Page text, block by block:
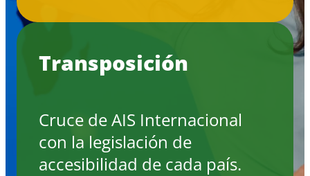
Transposición
Cruce de AIS Internacional
con la legislación de
accesibilidad de cada país.